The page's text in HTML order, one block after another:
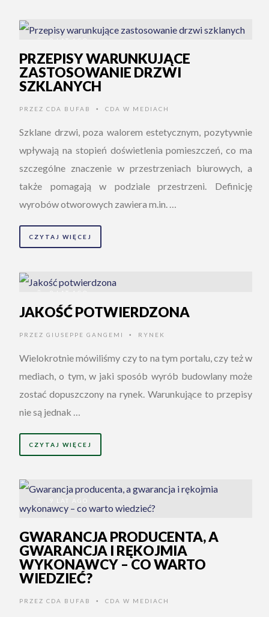
9 LAT AGO
PRZEPISY WARUNKUJĄCE
ZASTOSOWANIE DRZWI
SZKLANYCH
PRZEZ CDA BUFAB • CDA W MEDIACH
Szklane drzwi, poza walorem estetycznym, pozytywnie
wpływają na stopień doświetlenia pomieszczeń, co ma
szczególne znaczenie w przestrzeniach biurowych, a
także pomagają w podziale przestrzeni. Definicję
wyrobów otworowych zawiera m.in. …
CZYTAJ WIĘCEJ
9 LAT AGO
JAKOŚĆ POTWIERDZONA
PRZEZ GIUSEPPE GANGEMI • RYNEK
Wielokrotnie mówiliśmy czy to na tym portalu, czy też w
mediach, o tym, w jaki sposób wyrób budowlany może
zostać dopuszczony na rynek. Warunkujące to przepisy
nie są jednak …
CZYTAJ WIĘCEJ
9 LAT AGO
GWARANCJA PRODUCENTA, A
GWARANCJA I RĘKOJMIA
WYKONAWCY – CO WARTO
WIEDZIEĆ?
PRZEZ CDA BUFAB • CDA W MEDIACH